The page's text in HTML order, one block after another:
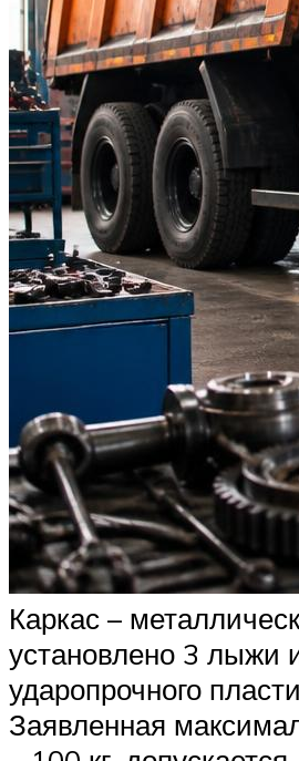
Каркас –
установлено 3 лыжи
ударопрочного
Заявленная